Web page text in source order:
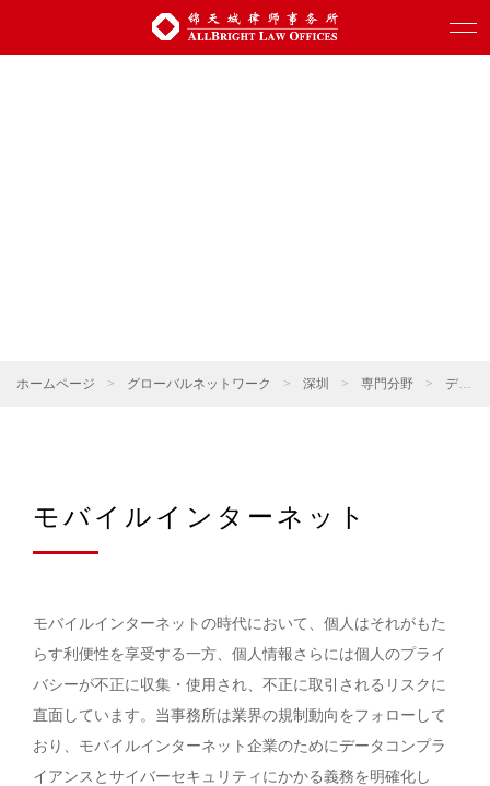
ホームページ > グローバルネットワーク > 深圳 > 専門分野 > デジタル科学技術・人工知能
モバイルインターネット
モバイルインターネットの時代において、個人はそれがもた
らす利便性を享受する一方、個人情報さらには個人のプライ
バシーが不正に収集・使用され、不正に取引されるリスクに
直面しています。当事務所は業界の規制動向をフォローして
おり、モバイルインターネット企業のためにデータコンプラ
イアンスとサイバーセキュリティにかかる義務を明確化し